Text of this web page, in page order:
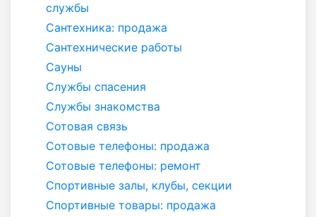
службы
Сантехника: продажа
Сантехнические работы
Сауны
Службы спасения
Службы знакомства
Сотовая связь
Сотовые телефоны: продажа
Сотовые телефоны: ремонт
Спортивные залы, клубы, секции
Спортивные товары: продажа